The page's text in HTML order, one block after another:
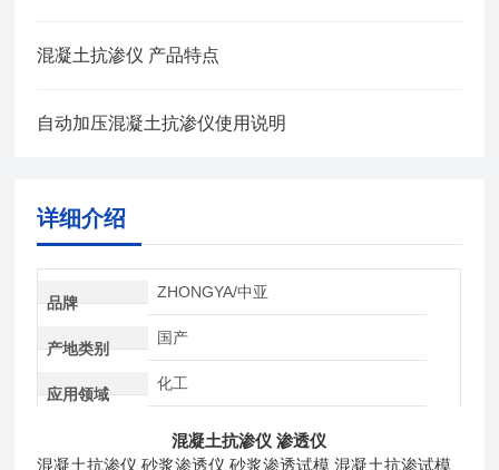
混凝土抗渗仪 产品特点
自动加压混凝土抗渗仪使用说明
详细介绍
品牌
ZHONGYA/中亚
产地类别
国产
应用领域
化工
混凝土抗渗仪 渗透仪
混凝土抗渗仪 砂浆渗透仪 砂浆渗透试模 混凝土抗渗试模